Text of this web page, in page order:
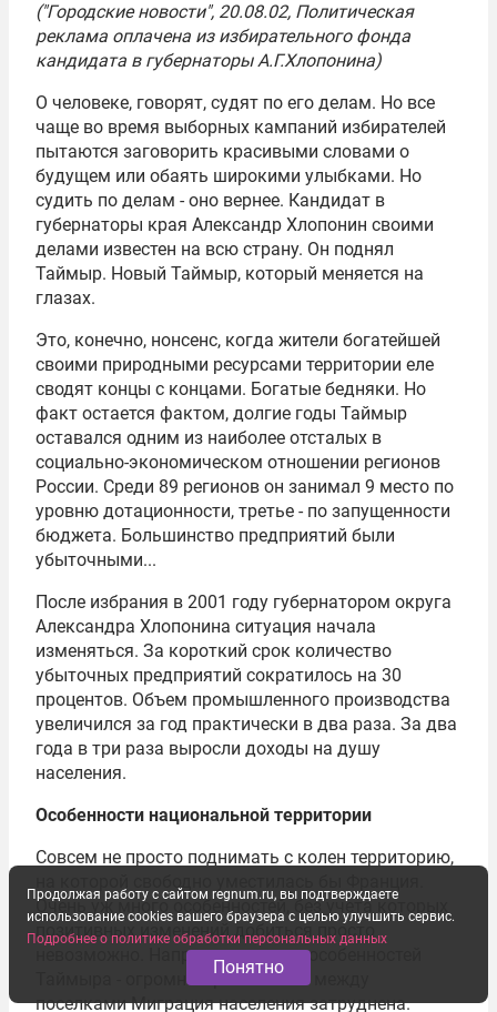
("Городские новости", 20.08.02, Политическая
реклама оплачена из избирательного фонда
кандидата в губернаторы А.Г.Хлопонина)
О человеке, говорят, судят по его делам. Но все
чаще во время выборных кампаний избирателей
пытаются заговорить красивыми словами о
будущем или обаять широкими улыбками. Но
судить по делам - оно вернее. Кандидат в
губернаторы края Александр Хлопонин своими
делами известен на всю страну. Он поднял
Таймыр. Новый Таймыр, который меняется на
глазах.
Это, конечно, нонсенс, когда жители богатейшей
своими природными ресурсами территории еле
сводят концы с концами. Богатые бедняки. Но
факт остается фактом, долгие годы Таймыр
оставался одним из наиболее отсталых в
социально-экономическом отношении регионов
России. Среди 89 регионов он занимал 9 место по
уровню дотационности, третье - по запущенности
бюджета. Большинство предприятий были
убыточными...
После избрания в 2001 году губернатором округа
Александра Хлопонина ситуация начала
изменяться. За короткий срок количество
убыточных предприятий сократилось на 30
процентов. Объем промышленного производства
увеличился за год практически в два раза. За два
года в три раза выросли доходы на душу
населения.
Особенности национальной территории
Совсем не просто поднимать с колен территорию,
Очень уж много особенностей, без учета которых
позитивных изменений добиться просто
невозможно. Например, одна из особенностей
Таймыра - огромные расстояния между
поселками Миграция населения затруднена.
Продолжая работу с сайтом regnum.ru, вы подтверждаете
использование cookies вашего браузера с целью улучшить сервис.
Подробнее о политике обработки персональных данных
Понятно